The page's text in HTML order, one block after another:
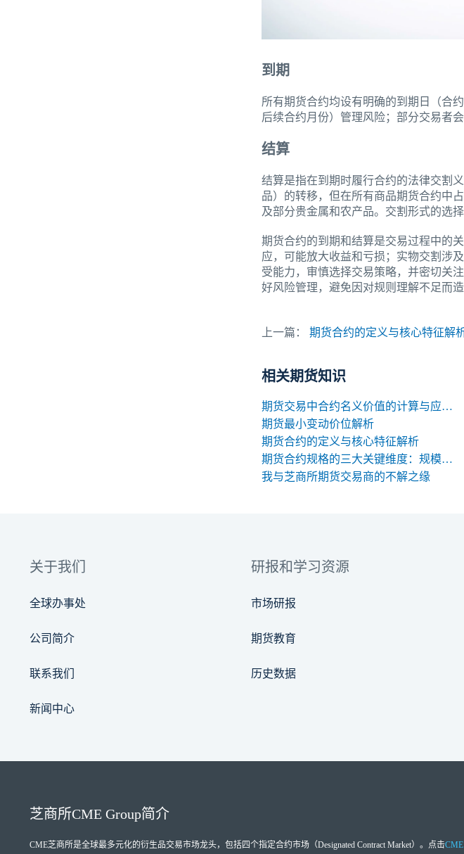
到期
所有期货合约均设有明确的到期日（合
后续合约月份）管理风险；部分交易者
结算
结算是指在到期时履行合约的法律交割
品）的转移，但在所有商品期货合约中
及部分贵金属和农产品。交割形式的选
期货合约的到期和结算是交易过程中的
应，可能放大收益和亏损；实物交割涉
受能力，审慎选择交易策略，并密切关
好风险管理，避免因对规则理解不足而
上一篇： 期货合约的定义与核心特征解
相关期货知识
期货交易中合约名义价值的计算与应用解析
期货最小变动价位解析
期货合约的定义与核心特征解析
期货合约规格的三大关键维度：规模、交割与标准化
我与芝商所期货交易商的不解之缘
关于我们
全球办事处
公司简介
联系我们
新闻中心
研报和学习资源
市场研报
期货教育
历史数据
芝商所CME Group简介
CME芝商所是全球最多元化的衍生品交易市场龙头，包括四个指定合约市场（Designated Contract Market）。点击CME